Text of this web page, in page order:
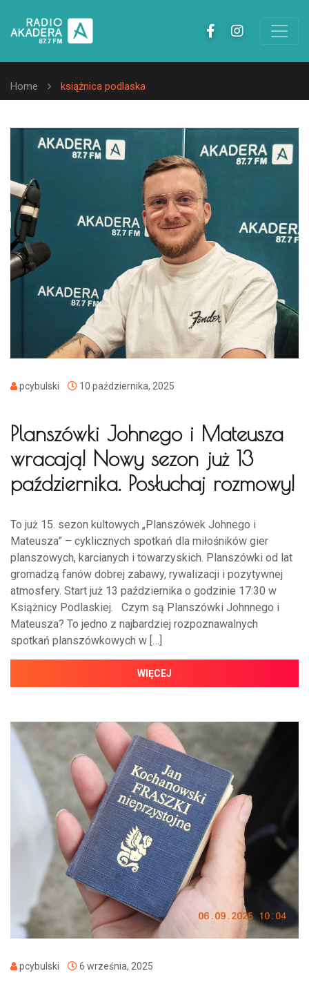
Home książnica podlaska
pcybulski 10 października, 2025
Planszówki Johnego i Mateusza
wracają! Nowy sezon już 13
października. Posłuchaj rozmowy!
To już 15. sezon kultowych „Planszówek Johnego i
Mateusza” – cyklicznych spotkań dla miłośników gier
planszowych, karcianych i towarzyskich. Planszówki od lat
gromadzą fanów dobrej zabawy, rywalizacji i pozytywnej
atmosfery. Start już 13 października o godzinie 17:30 w
Książnicy Podlaskiej. Czym są Planszówki Johnnego i
Mateusza? To jedno z najbardziej rozpoznawalnych
spotkań planszówkowych w […]
WIĘCEJ
pcybulski 6 września, 2025